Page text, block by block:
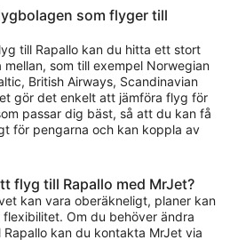
som flyger till
till Rapallo kan du hitta ett stort
som till exempel Norwegian
British Airways, Scandinavian
gör det enkelt att jämföra flyg för
passar dig bäst, så att du kan få
för pengarna och kan koppla av
flyg till Rapallo med MrJet?
kan vara oberäkneligt, planer kan
Om du behöver ändra
kan du kontakta MrJet via